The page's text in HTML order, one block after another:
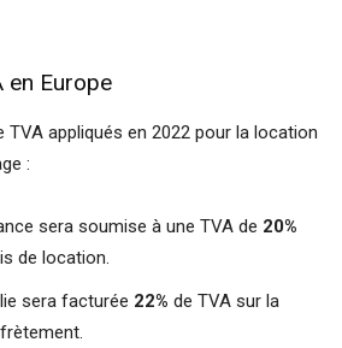
en Europe
TVA appliqués en 2022 pour la location
:
sera soumise à une TVA de 20%
de location.
sera facturée 22% de TVA sur la